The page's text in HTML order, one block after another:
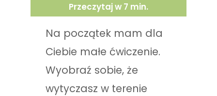
Przeczytaj w 7 min.
Na początek mam dla
Ciebie małe ćwiczenie.
Wyobraź sobie, że
wytyczasz w terenie